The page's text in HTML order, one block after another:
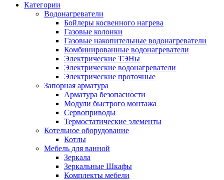
Категории
Водонагреватели
Бойлеры косвенного нагрева
Газовые колонки
Газовые накопительные водонагреватели
Комбинированные водонагреватели
Электрические ТЭНы
Электрические водонагреватели
Электрические проточные
Запорная арматура
Арматура безопасности
Модули быстрого монтажа
Сервоприводы
Термостатические элементы
Котельное оборудование
Котлы
Мебель для ванной
Зеркала
Зеркальные Шкафы
Комплекты мебели